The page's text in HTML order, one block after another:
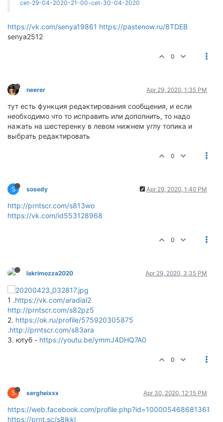
cet-29-04-2020-21-00-cet-30-04-2020
https://vk.com/senya19861 https://pastenow.ru/8TDEB
senya2512
0
neerer Apr 29, 2020, 1:35 PM
тут есть функция редактирования сообщения, и если
необходимо что то исправить или дополнить, то надо
нажать на шестеренку в левом нижнем углу топика и
выбрать редактировать
0
S sosedy Apr 29, 2020, 1:40 PM
http://prntscr.com/s813wo
https://vk.com/id553128968
0
lakrimozza2020 Apr 29, 2020, 3:35 PM
1 .https://vk.com/aradial2
http://prntscr.com/s82pz5
2. https://ok.ru/profile/575920305875
.http://prntscr.com/s83ara
3. ютуб - https://youtu.be/ymmJ4DHQ7A0
0
S sergheixxx Apr 30, 2020, 12:15 PM
https://web.facebook.com/profile.php?id=100005468681361
https://prnt.sc/s8lkkl